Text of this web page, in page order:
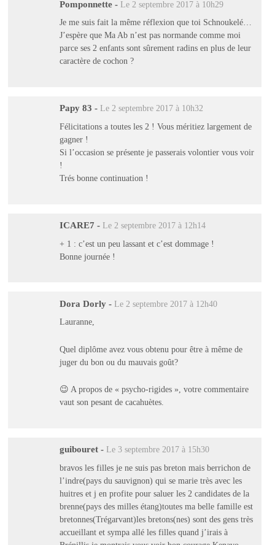
Pomponnette - Le 2 septembre 2017 à 10h29
Je me suis fait la même réflexion que toi Schnoukelé…
J’espère que Ma Ab n’est pas normande comme moi
parce ses 2 enfants sont sûrement radins en plus de leur
caractère de cochon ?
Papy 83 - Le 2 septembre 2017 à 10h32
Félicitations a toutes les 2 ! Vous méritiez largement de
gagner !
Si l’occasion se présente je passerais volontier vous voir
!
Trés bonne continuation !
ICARE7 - Le 2 septembre 2017 à 12h14
+ 1 : c’est un peu lassant et c’est dommage !
Bonne journée !
Dora Dorly - Le 2 septembre 2017 à 12h40
Lauranne,
Quel diplôme avez vous obtenu pour être à même de
juger du bon ou du mauvais goût?
😉 A propos de « psycho-rigides », votre commentaire
vaut son pesant de cacahuètes.
guibouret - Le 3 septembre 2017 à 15h30
bravos les filles je ne suis pas breton mais berrichon de
l’indre(pays du sauvignon) qui se marie très avec les
huitres et j en profite pour saluer les 2 candidates de la
brenne(pays des milles étang)toutes ma belle famille est
bretonnes(Trégarvant)les bretons(nes) sont des gens très
accueillant et sympa allé les filles quand j’irais à